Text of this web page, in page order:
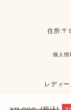
住所:〒
個人情
レディ